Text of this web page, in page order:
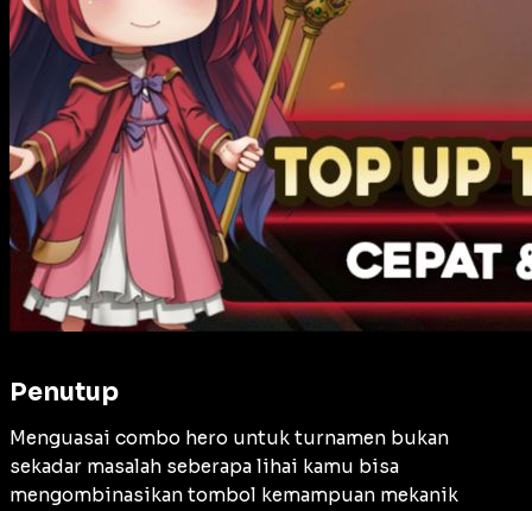
Penutup
Menguasai combo hero untuk turnamen bukan
sekadar masalah seberapa lihai kamu bisa
mengombinasikan tombol kemampuan mekanik